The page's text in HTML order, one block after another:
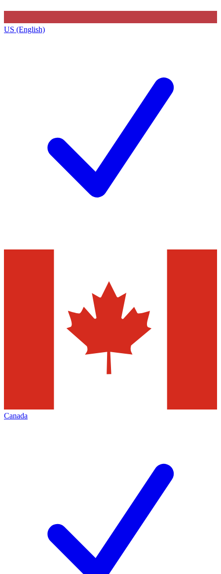
US (English)
Canada